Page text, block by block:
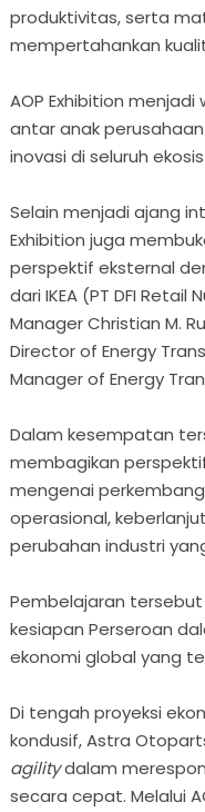
produktivitas, serta
mempertahankan
AOP Exhibition
antar anak
inovasi di seluruh
Selain menjadi ajang
Exhibition juga
perspektif eksternal
dari IKEA (PT DFI
Manager Christian M.
Director of Energy
Manager of Energy
Dalam kesempatan
membagikan
mengenai
operasional,
perubahan industri
Pembelajaran
kesiapan Perseroan
ekonomi global yang
Di tengah proyeksi
kondusif, Astra
agilitydalam
secara cepat. Melalui